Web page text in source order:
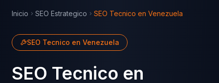
Inicio SEO Estrategico SEO Tecnico en Venezuela
SEO Tecnico en Venezuela
SEO Tecnico en